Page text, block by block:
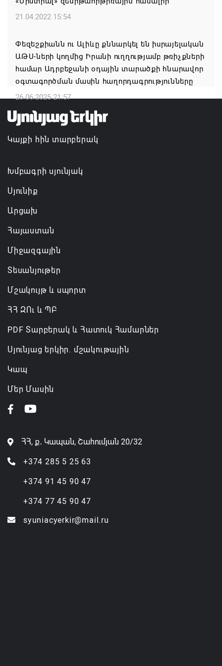
նիստը կանցկացվի դռնփակ
07.08.2026 16:34
ՀՐԱՎԻՐՈՒՄ ԵՆՔ ՄԻԱՍԻՆ ՆՇԵԼՈՒ ՏԱՇՏՈՒՆ
ԲՆԱԿԱՎԱՅՐԻ ՕՐԸ
07.08.2026 16:21
Կապան համայնքի ղեկավար Գևորգ Փարսյանի
նախաձեռնությամբ ճանապարհաշինական
մեծածավալ աշխատանքներ՝ գյուղական
բնակավայրերում
21.04.2022 15:54
Փեզեշքիանն ու Ալիևը քննարկել են իսրայելական
ԱԹՍ-ների կողմից Իրանի ուղղությամբ թռիչքների
համար Ադրբեջանի օդային տարածքի հնարավոր
օգտագործման մասին հաղորդագրությունները
26.06.2025 21:57
Կայքի հին տարբերակ
Խմբագրի սյունյակ
Սյունիք
Արցախ
Հայաստան
Միջազգային
Տեսանյութեր
Մշակույթ և սպորտ
ՀՀ ԶՈւ և ՊԲ
PDF Տարբերակ և Հատուկ Համարներ
Սյունյաց երկիր. մշակութային
Կապ
Մեր Մասին
ՀՀ, ք․ Կապան, Շահումյան 20/32
+374 285 5 25 63
+374 91 45 90 47
+374 77 45 90 47
syuniacyerkir@mail.ru